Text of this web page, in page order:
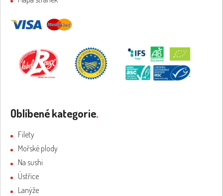
Oblíbené kategorie.
Filety
Mořské plody
Na sushi
Ústřice
Lanýže